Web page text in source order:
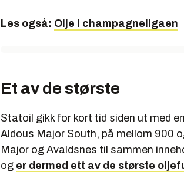
Les også: Olje i champagneligaen
Et av de største
Statoil gikk for kort tid siden ut med
Aldous Major South, på mellom 900
Major og Avaldsnes til sammen
og er dermed ett av de største